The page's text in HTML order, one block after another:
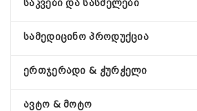
საკვები და სასმელები
სამედიცინო პროდუქცია
ერთჯერადი & ჭურჭელი
ავტო & მოტო